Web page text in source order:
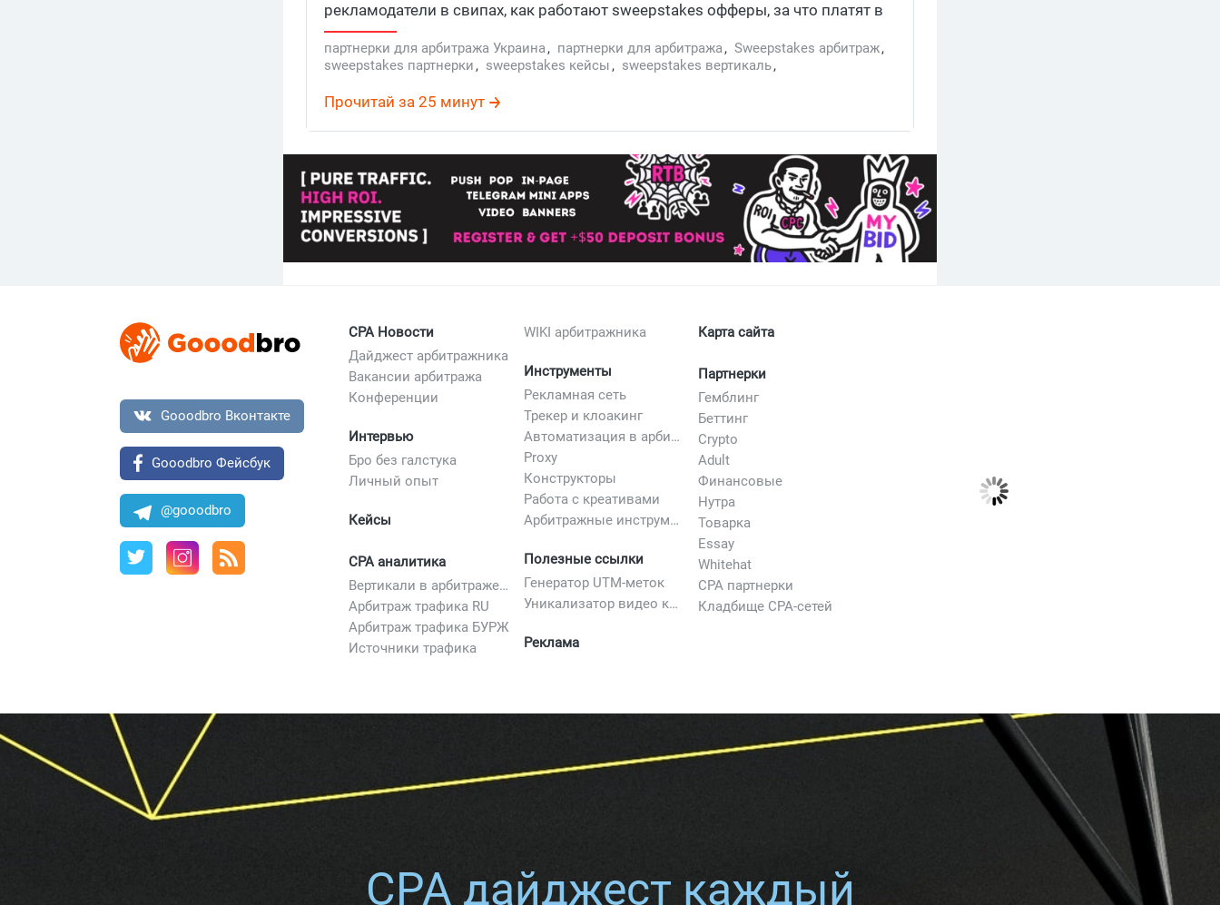
рекламодатели в свипах, как работают sweepstakes офферы, за что платят в
вертикали свипстейков, и какие партнерки принимают трафик в 2026. А еще
расскажу, как мы пили пиво с овнером свипстейк партнерки, который и
палил все фишки вертикали) Заглядывай короче.
партнерки для арбитража Украина, партнерки для арбитража, Sweepstakes арбитраж,
sweepstakes партнерки, sweepstakes кейсы, sweepstakes вертикаль,
партнерки для арбитража для новичков
вертикаль свипстейки,креативы для свипстейков
Прочитай за 25 минут
Gooodbro Вконтакте
Gooodbro Фейсбук
@gooodbro
CPA Новости
Дайджест арбитражника
Вакансии арбитража
Конференции
Интервью
Бро без галстука
Личный опыт
Кейсы
CPA аналитика
Вертикали в арбитраже трафика
Арбитраж трафика RU
Арбитраж трафика БУРЖ
Источники трафика
WIKI арбитражника
Инструменты
Рекламная сеть
Трекер и клоакинг
Автоматизация в арбитраже
Proxy
Конструкторы
Работа с креативами
Арбитражные инструменты
Полезные ссылки
Генератор UTM-меток
Уникализатор видео креативов
Реклама
Карта сайта
Партнерки
Гемблинг
Беттинг
Crypto
Adult
Финансовые
Нутра
Товарка
Essay
Whitehat
CPA партнерки
Кладбище CPA-сетей
CPA дайджест каждый